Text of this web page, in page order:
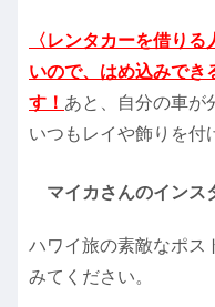
〈レンタカーを借り
いので、はめ込みでき
す！ あと、自分の車が
いつもレイや飾りを付
マイカさんのインス
ハワイ旅の素敵なポス
みてください。